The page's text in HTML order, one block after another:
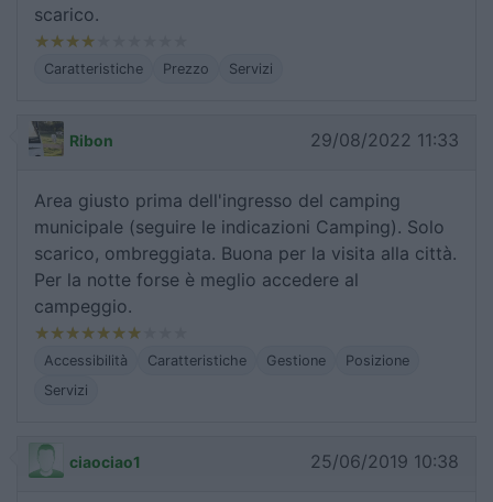
scarico.
Caratteristiche Prezzo Servizi
Ribon 29/08/2022 11:33
Area giusto prima dell'ingresso del camping
municipale (seguire le indicazioni Camping). Solo
scarico, ombreggiata. Buona per la visita alla città.
Per la notte forse è meglio accedere al
campeggio.
Accessibilità Caratteristiche Gestione
Posizione
Servizi
ciaociao1 25/06/2019 10:38